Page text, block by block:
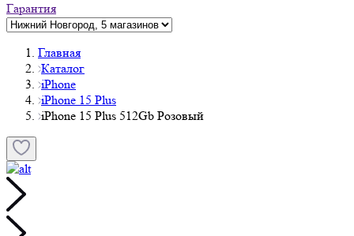
Гарантия
Главная
Каталог
iPhone
iPhone 15 Plus
iPhone 15 Plus 512Gb Розовый